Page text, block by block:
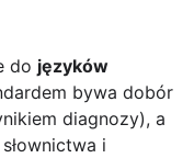
do języków
bywa dobór
diagnozy), a
i